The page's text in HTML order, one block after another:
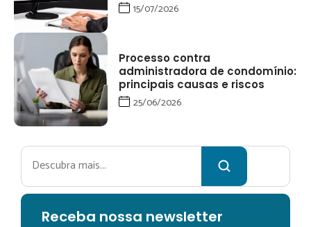
15/07/2026
Processo contra
administradora de condomínio:
principais causas e riscos
25/06/2026
Pesquisar
Receba nossa newsletter